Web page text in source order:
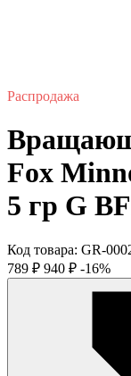
Распродажа
Fox
5 гр G
Код товара: GR-
789 ₽ 940 ₽ -16%